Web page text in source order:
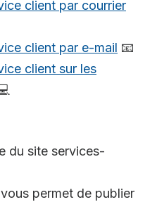
client par courrier
client par e-mail 📧
client sur les
du site services-
permet de publier